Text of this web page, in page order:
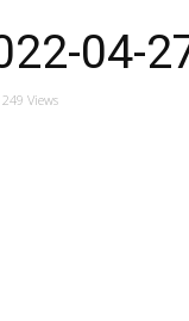
04-
249 Views